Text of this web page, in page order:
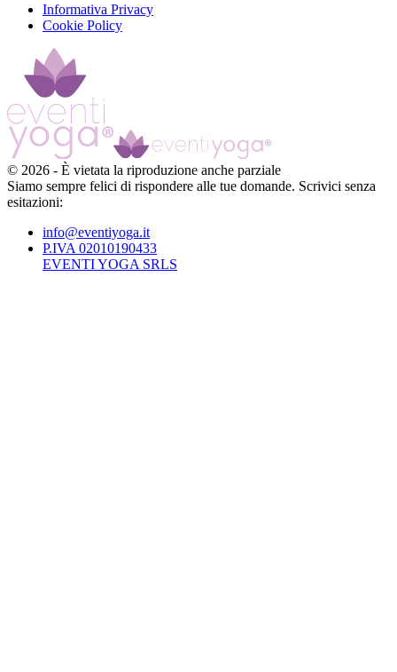
Informativa Privacy
Cookie Policy
© 2026 - È vietata la riproduzione anche parziale
Siamo sempre felici di rispondere alle tue domande. Scrivici senza
esitazioni:
info@eventiyoga.it
P.IVA 02010190433
EVENTI YOGA SRLS